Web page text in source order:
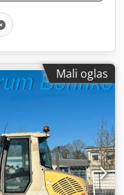
Mali oglas